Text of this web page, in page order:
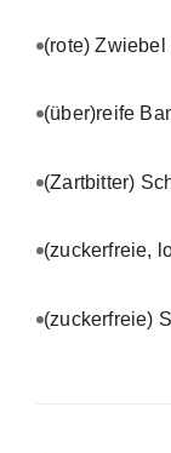
(rote) Zwiebel
(über)reife
(Zartbitter)
(zuckerfreie,
(zuckerfreie)